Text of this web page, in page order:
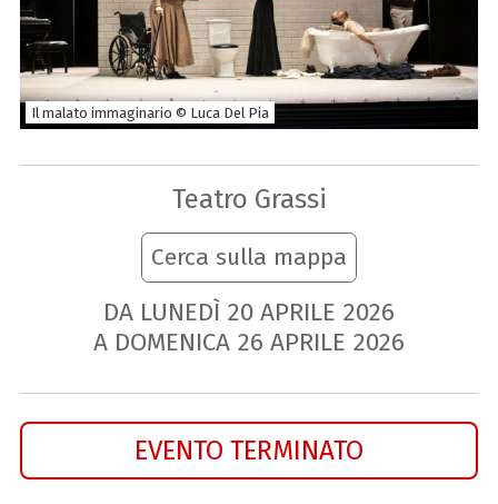
Il malato immaginario © Luca Del Pia
Teatro Grassi
Cerca sulla mappa
DA LUNEDÌ 20 APRILE 2026
A DOMENICA 26 APRILE 2026
EVENTO TERMINATO